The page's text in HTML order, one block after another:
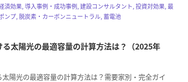
済効果, 導入事例・成功事例, 建設コンサルタント, 投資対効果, 最
ンプ, 脱炭素・カーボンニュートラル, 蓄電池
る太陽光の最適容量の計算方法は？（2025年
太陽光の最適容量の計算方法は？需要家別・完全ガイ